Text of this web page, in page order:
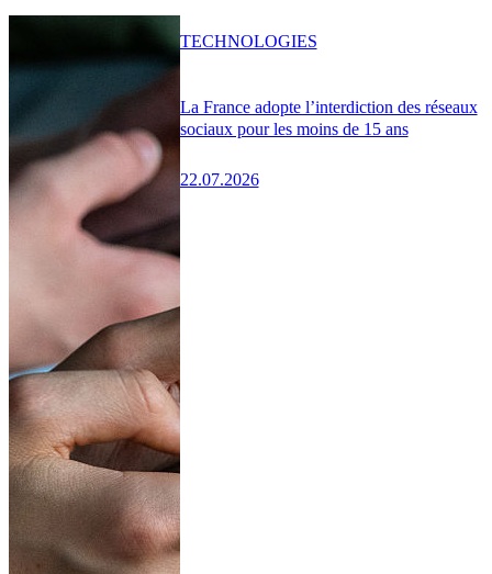
La France adopte l’interdiction des réseaux
sociaux pour les moins de 15 ans
22.07.2026
TECHNOLOGIES